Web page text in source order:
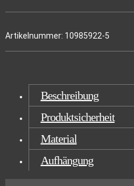
MENGE
Artikelnummer: 10985922-5
Beschreibung
Produktsicherheit
Material
Aufhängung